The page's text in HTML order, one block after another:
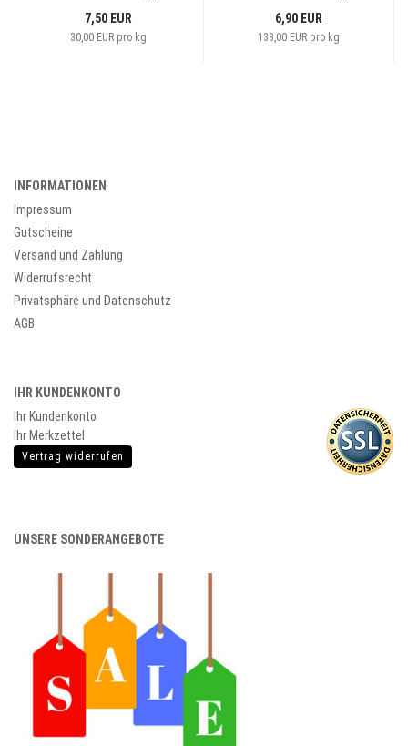
7,50 EUR
30,00 EUR pro kg
6,90 EUR
138,00 EUR pro kg
INFORMATIONEN
Impressum
Gutscheine
Versand und Zahlung
Widerrufsrecht
Privatsphäre und Datenschutz
AGB
IHR KUNDENKONTO
Ihr Kundenkonto
Ihr Merkzettel
Vertrag widerrufen
UNSERE SONDERANGEBOTE